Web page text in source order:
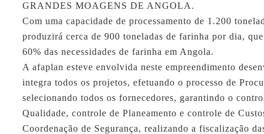
GRANDES MOAGENS DE ANGOLA .
Com uma capacidade de processamento de 1.200
produzirá cerca de 900 toneladas de farinha por dia,
60% das necessidades de farinha em Angola.
A afaplan esteve envolvida neste empreendimento
integra todos os projetos, efetuando o processo de
selecionando todos os fornecedores, garantindo o
Qualidade, controle de Planeamento e controle de
Coordenação de Segurança, realizando a fiscalização